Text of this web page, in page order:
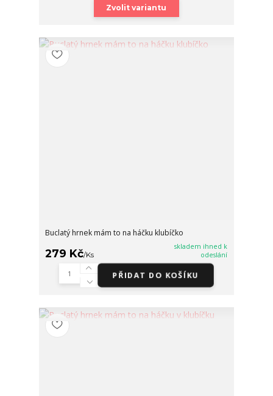
Zvolit variantu
Buclatý hrnek mám to na háčku klubíčko
279 Kč/Ks
skladem ihned k
odeslání
PŘIDAT DO KOŠÍKU